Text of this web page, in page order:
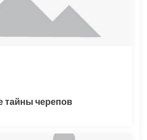
тайны черепов